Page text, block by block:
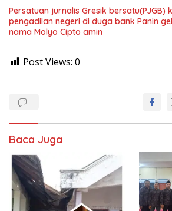
Persatuan jurnalis Gresik bersatu(PJGB)
pengadilan negeri di duga bank Panin
nama Molyo Cipto amin
Post Views: 0
Baca Juga